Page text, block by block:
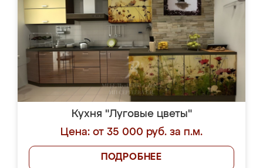
Кухня "Луговые цветы"
Цена: от 35 000 руб. за п.м.
ПОДРОБНЕЕ